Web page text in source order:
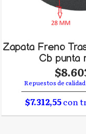
Zapata Freno
Cb punta
Repuestos de
$7.312,55con